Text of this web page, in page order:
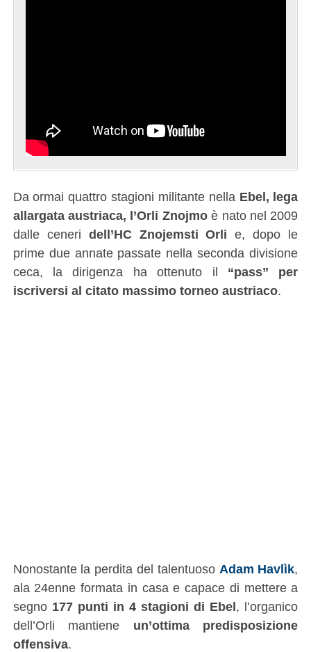
Da ormai quattro stagioni militante nella Ebel, lega
allargata austriaca, l’Orli Znojmoè nato nel 2009
dalle ceneri dell’HC Znojemsti Orli e, dopo le
prime due annate passate nella seconda divisione
ceca, la dirigenza ha ottenuto il “pass” per
iscriversi al citato massimo torneo austriaco.
Nonostante la perdita del talentuoso Adam Havlìk,
ala 24enne formata in casa e capace di mettere a
segno 177 punti in 4 stagioni di Ebel, l’organico
dell’Orli mantiene un’ottima predisposizione
offensiva.